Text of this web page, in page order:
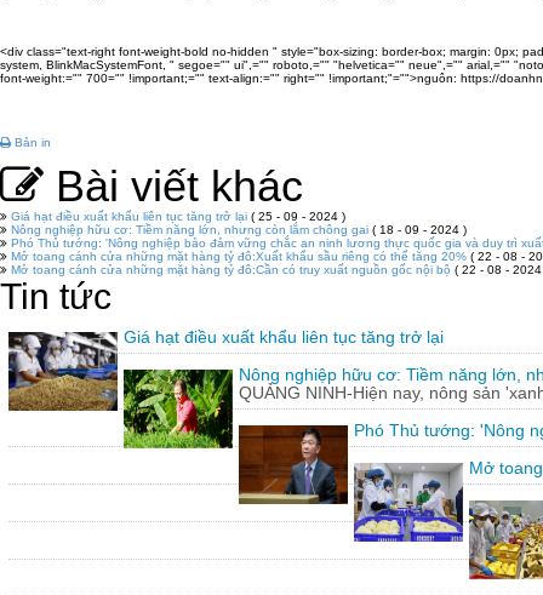
<div class="text-right font-weight-bold no-hidden " style="box-sizing: border-box; margin: 0px;
system, BlinkMacSystemFont, " segoe="" ui",="" roboto,="" "helvetica="" neue",="" arial,=""
font-weight:="" 700="" !important;="" text-align:="" right="" !important;"="">nguôn: https://
Bản in
Bài viết khác
Giá hạt điều xuất khẩu liên tục tăng trở lại ( 25 - 09 - 2024 )
Nông nghiệp hữu cơ: Tiềm năng lớn, nhưng còn lắm chông gai ( 18 - 09 - 2024 )
Phó Thủ tướng: 'Nông nghiệp bảo đảm vững chắc an ninh lương thực quốc gia và duy trì
Mở toang cánh cửa những mặt hàng tỷ đô:Xuất khẩu sầu riêng có thể tăng 20% ( 22 - 08 -
Mở toang cánh cửa những mặt hàng tỷ đô:Cần có truy xuất nguồn gốc nội bộ ( 22 - 08 - 2024
Tin tức
Giá hạt điều xuất khẩu liên tục tăng trở lại
Nông nghiệp hữu cơ: Tiềm năng lớn,
QUẢNG NINH-Hiện nay, nông sản
Phó Thủ tướng: 'Nông
Mở